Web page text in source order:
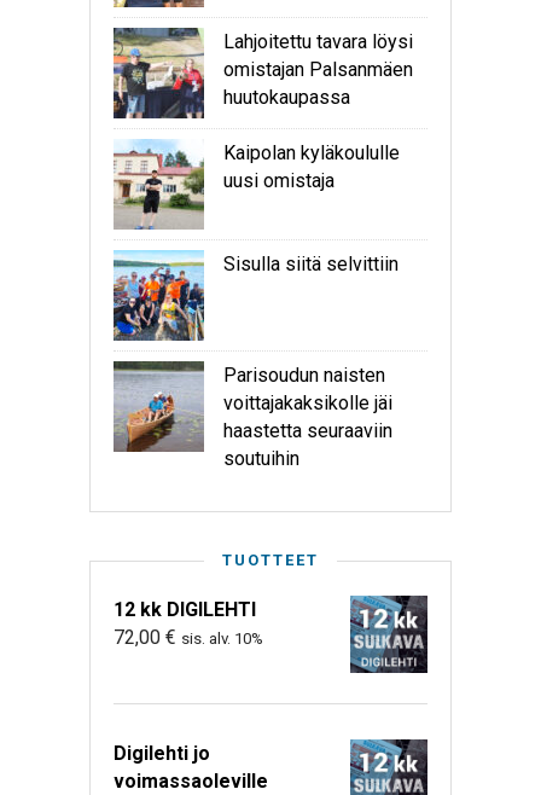
Lahjoitettu tavara löysi
omistajan Palsanmäen
huutokaupassa
Kaipolan kyläkoululle
uusi omistaja
Sisulla siitä selvittiin
Parisoudun naisten
voittajakaksikolle jäi
haastetta seuraaviin
soutuihin
TUOTTEET
12 kk DIGILEHTI
72,00 € sis. alv. 10%
Digilehti jo
voimassaoleville